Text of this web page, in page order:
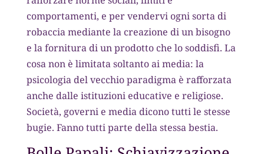
comportamenti, e per vendervi ogni sorta di
robaccia mediante la creazione di un bisogno
e la fornitura di un prodotto che lo soddisfi. La
cosa non è limitata soltanto ai media: la
psicologia del vecchio paradigma è rafforzata
anche dalle istituzioni educative e religiose.
Società, governi e media dicono tutti le stesse
bugie. Fanno tutti parte della stessa bestia.